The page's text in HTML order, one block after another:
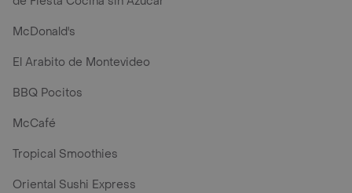
McDonald's
El Arabito de Montevideo
BBQ Pocitos
McCafé
Tropical Smoothies
Oriental Sushi Express